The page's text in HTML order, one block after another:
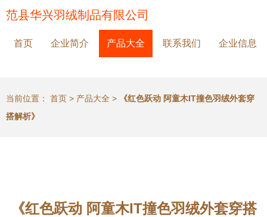
范县华兴羽绒制品有限公司
首页 企业简介 产品大全 联系我们 企业信息
当前位置： 首页 > 产品大全 >
《红色跃动 阿童木IT撞色羽绒外套穿
搭解析》
《红色跃动 阿童木IT撞色羽绒外套穿搭